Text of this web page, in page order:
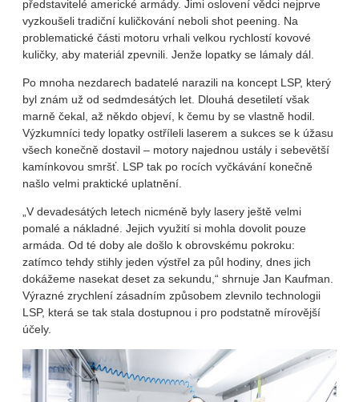
představitelé americké armády. Jimi oslovení vědci nejprve
vyzkoušeli tradiční kuličkování neboli shot peening. Na
problematické části motoru vrhali velkou rychlostí kovové
kuličky, aby materiál zpevnili. Jenže lopatky se lámaly dál.
Po mnoha nezdarech badatelé narazili na koncept LSP, který
byl znám už od sedmdesátých let. Dlouhá desetiletí však
marně čekal, až někdo objeví, k čemu by se vlastně hodil.
Výzkumníci tedy lopatky ostříleli laserem a sukces se k úžasu
všech konečně dostavil – motory najednou ustály i sebevětší
kamínkovou smršť. LSP tak po rocích vyčkávání konečně
našlo velmi praktické uplatnění.
„V devadesátých letech nicméně byly lasery ještě velmi
pomalé a nákladné. Jejich využití si mohla dovolit pouze
armáda. Od té doby ale došlo k obrovskému pokroku:
zatímco tehdy stihly jeden výstřel za půl hodiny, dnes jich
dokážeme nasekat deset za sekundu,“ shrnuje Jan Kaufman.
Výrazné zrychlení zásadním způsobem zlevnilo technologii
LSP, která se tak stala dostupnou i pro podstatně mírovější
účely.